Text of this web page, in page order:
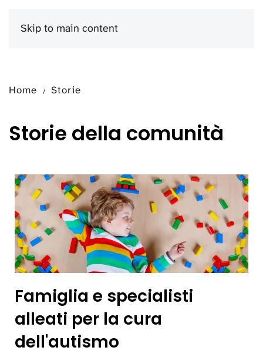
Skip to main content
Home Storie
Storie della comunità
Famiglia e specialisti
alleati per la cura
dell'autismo